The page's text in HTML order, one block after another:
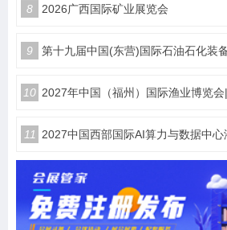
8 2026广西国际矿业展览会
9 第十九届中国(东营)国际石油石化装
10 2027年中国（福州）国际渔业博览
11 2027中国西部国际AI算力与数据中